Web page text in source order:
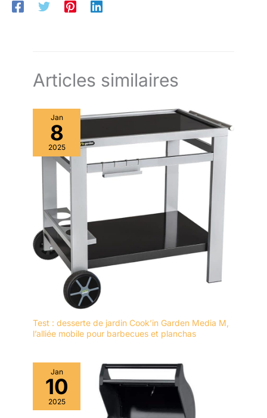
simplifié : Les roues tout-terrain, les poignées résistantes à la
chaleur, l’étagère inférieure, le récupérateur de cendres et le
Articles similaires
Jan
8
2025
Test : desserte de jardin Cook’in Garden Media M,
l’alliée mobile pour barbecues et planchas
Jan
10
2025